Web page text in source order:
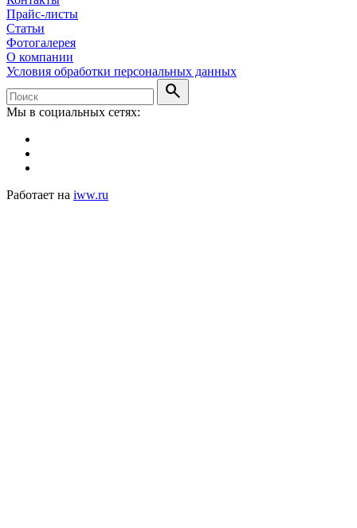
Прайс-листы
Статьи
Фотогалерея
О компании
Условия обработки персональных данных
search
Мы в социальных сетях:
Работает на iww.ru